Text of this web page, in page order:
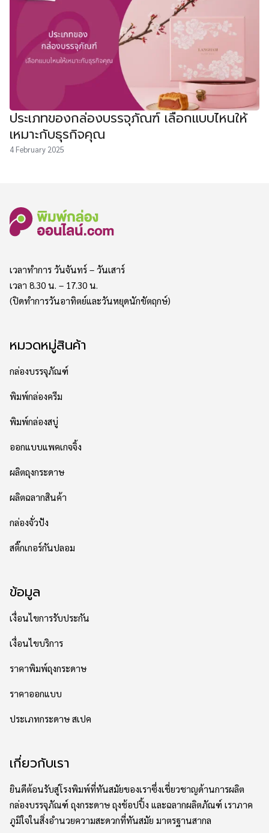
ประเภทของกล่องบรรจุภัณฑ์ เลือกแบบไหนให้
เหมาะกับธุรกิจคุณ
4 February 2025
เวลาทำการ วันจันทร์ – วันเสาร์
เวลา 8.30 น. – 17.30 น.
(ปิดทำการวันอาทิตย์และวันหยุดนักขัตฤกษ์)
หมวดหมู่สินค้า
กล่องบรรจุภัณฑ์
พิมพ์กล่องครีม
พิมพ์กล่องสบู่
ออกแบบแพคเกจจิ้ง
ผลิตถุงกระดาษ
ผลิตฉลากสินค้า
กล่องจั่วปัง
สติ๊กเกอร์กันปลอม
ข้อมูล
เงื่อนไขการรับประกัน
เงื่อนไขบริการ
ราคาพิมพ์ถุงกระดาษ
ราคาออกแบบ
ประเภทกระดาษ สเปค
เกี่ยวกับเรา
ยินดีต้อนรับสู่โรงพิมพ์ที่ทันสมัยของเราซึ่งเชี่ยวชาญด้านการผลิต
กล่องบรรจุภัณฑ์ ถุงกระดาษ ถุงช้อปปิ้ง และฉลากผลิตภัณฑ์ เราภาค
ภูมิใจในสิ่งอำนวยความสะดวกที่ทันสมัย มาตรฐานสากล